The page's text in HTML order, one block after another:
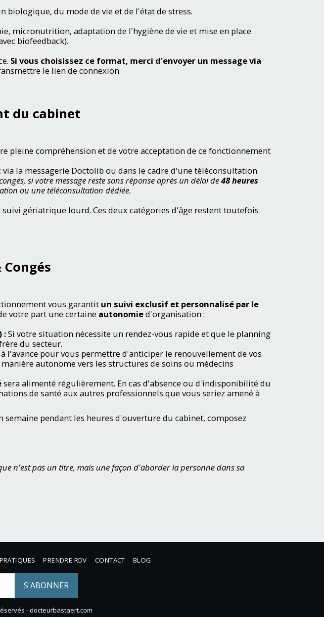
du mode de vie et de l'état de stress.
micronutrition, adaptation de l'hygiène de vie et mise en place
biofeedback).
Si vous choisissez ce format, merci d'envoyer un message via
le lien de connexion.
du cabinet
pleine compréhension et de votre acceptation de ce fonctionnement
via la messagerie Doctolib ou dans le cadre d'une téléconsultation.
si votre message reste sans réponse après un délai de48 heures
ou une téléconsultation dédiée.
gériatrique lourd. Ces deux catégories d'âge restent toutefois
Congés
vous garantit un suivi exclusif et personnalisé par le
votre part une certaine autonomied'organisation :
:Si votre situation nécessite un rendez-vous rapide et que le planning
du secteur.
l'avance pour vous permettre d'anticiper le renouvellement de vos
autonome vers les structures de soins ou médecins
sera alimenté régulièrement. En cas d'absence ou d'indisponibilité du
de santé aux autres professionnels que vous seriez amené à
semaine pendant les heures d'ouverture du cabinet, composez
n'est pas un titre, mais une façon d'aborder la personne dans sa
PRENDRE RDV CONTACT BLOG
S'ABONNER
-docteurbastaert.com